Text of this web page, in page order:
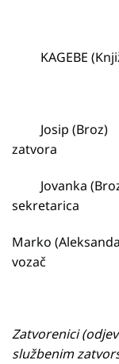
KAGEBE
Josip
zatvora
Jovanka
sekretarica
Marko
vozač
Zatvorenici
službenim